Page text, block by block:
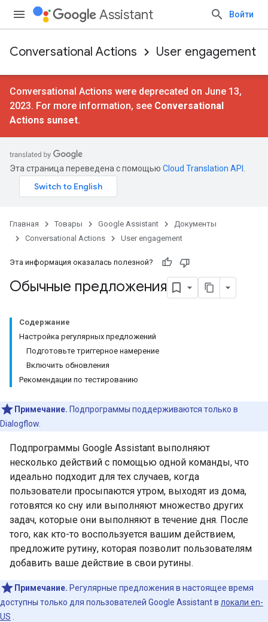
Assistant Войти
Conversational Actions User engagement
Conversational Actions were deprecated on June 13,
2023. For more information, see Conversational
Actions sunset.
Эта страница переведена с помощью Cloud Translation API
Главная Товары Google Assistant
Документы
Conversational Actions
User engagement
Эта информация оказалась полезной?
Обычные предложения
Содержание
Настройка регулярных предложений
Подготовьте триггерное намерение
Включить обновления
Рекомендации по тестированию
Примечание. Подпрограммы поддерживаются только в
Dialogflow.
Подпрограммы Google Assistant выполняют
несколько действий с помощью одной команды, что
идеально подходит для тех случаев, когда
пользователи просыпаются утром, выходят из дома,
готовятся ко сну или выполняют множество других
задач, которые они выполняют в течение дня. После
того, как кто-то воспользуется вашим действием,
предложите рутину, которая позволит пользователям
добавить ваше действие в свои рутины.
Примечание. Регулярные предложения в настоящее время
доступны только для пользователей Google Assistant в локали en-
US